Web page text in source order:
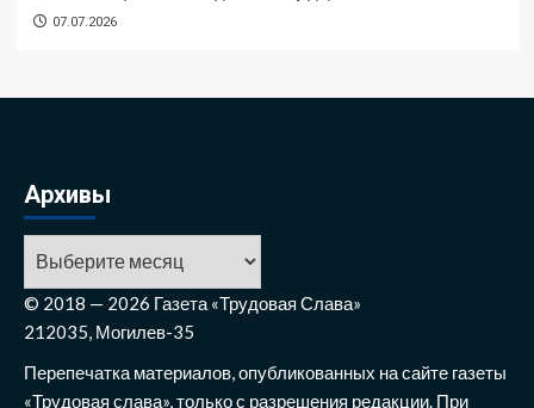
07.07.2026
Архивы
Архивы
© 2018 — 2026 Газета «Трудовая Слава»
212035, Могилев-35
Перепечатка материалов, опубликованных на сайте газеты
«Трудовая слава», только с разрешения редакции. При